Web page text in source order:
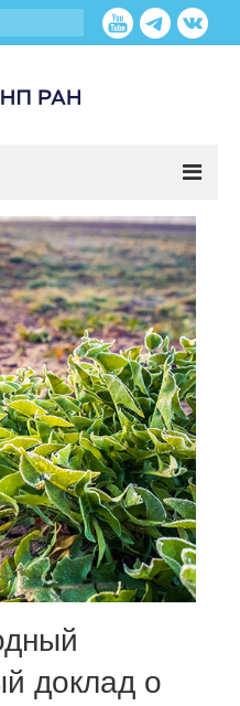
доклад о